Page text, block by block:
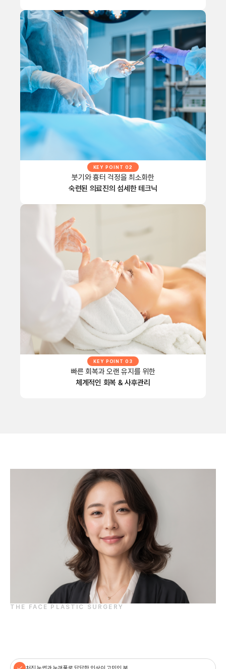
KEY POINT 02
붓기와 흉터 걱정을 최소화한
숙련된 의료진의 섬세한 테크닉
KEY POINT 03
빠른 회복과 오랜 유지를 위한
체계적인 회복 & 사후관리
THE FACE PLASTIC SURGERY